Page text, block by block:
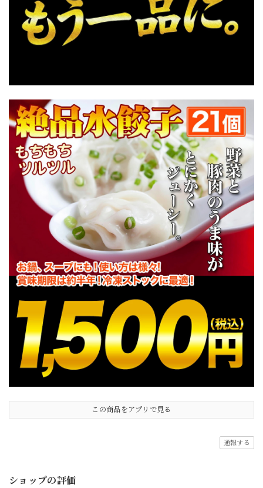
この商品をアプリで見る
通報する
ショップの評価